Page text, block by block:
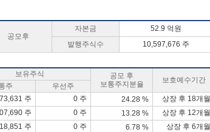
공모후
자본금
52.9 억원
발행주식수
10,597,676 주
보유주식
공모 후
보통주지분율
보호예수기간
주 우선주
주 0 주 24.28 %
상장 후 18개월
주 0 주 13.28 %
상장 후 12개월
주 0 주 6.78 %
상장 후 6개월